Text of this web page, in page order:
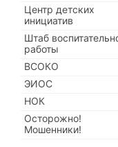
Центр детских
инициатив
Штаб
работы
ВСОКО
ЭИОС
НОК
Осторожно!
Мошенники!